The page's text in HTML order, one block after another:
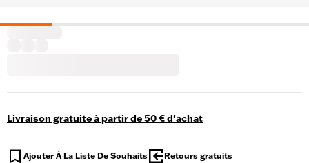
Livraison gratuite à partir de 50 € d'achat
Ajouter À La Liste De Souhaits Retours gratuits